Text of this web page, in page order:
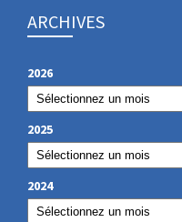
ARCHIVES
2026
2025
2024